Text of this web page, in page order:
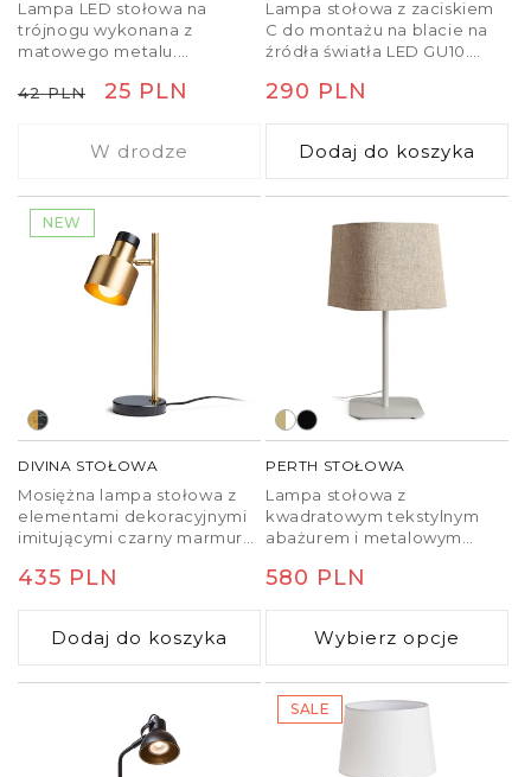
Lampa LED stołowa na
trójnogu wykonana z
matowego metalu.
adaptera do gniazdka.
Cena
42 PLN
Cena
25 PLN
W drodze
Lampa stołowa z zaciskiem
C do montażu na blacie na
źródła światła LED GU10.
zacisku wynosi 5,5 cm.
Cena
regularna
290 PLN
Dodaj do koszyka
NEW
DIVINA STOŁOWA
Mosiężna lampa stołowa z
elementami dekoracyjnymi
imitującymi czarny marmur
Cena
regularna
435 PLN
Dodaj do koszyka
PERTH STOŁOWA
Lampa stołowa z
kwadratowym tekstylnym
abażurem i metalowym
Cena
regularna
580 PLN
Wybierz opcje
SALE